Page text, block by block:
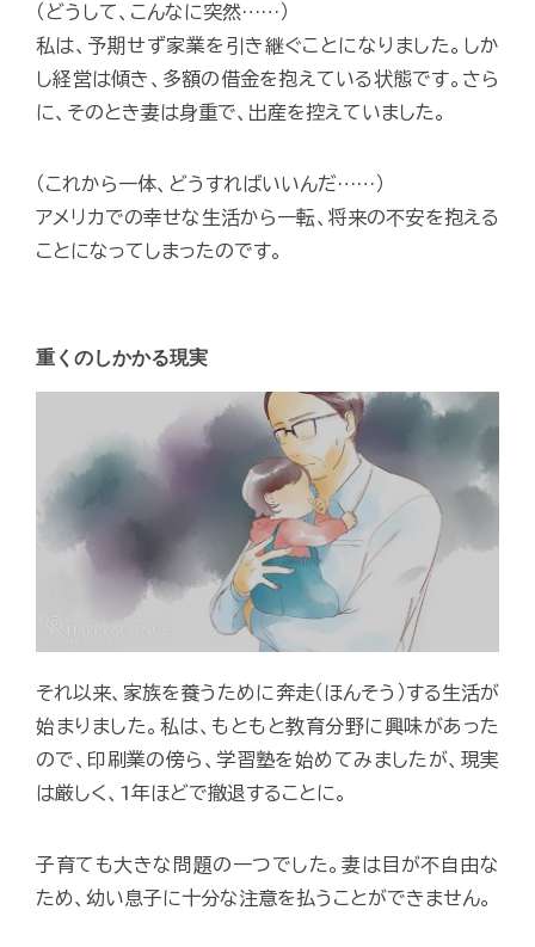
（どうして、こんなに突然……）
私は、予期せず家業を引き継ぐことになりました。しか
し経営は傾き、多額の借金を抱えている状態です。さら
に、そのとき妻は身重で、出産を控えていました。
（これから一体、どうすればいいんだ……）
アメリカでの幸せな生活から一転、将来の不安を抱える
ことになってしまったのです。
重くのしかかる現実
それ以来、家族を養うために奔走（ほんそう）する生活が
始まりました。私は、もともと教育分野に興味があった
ので、印刷業の傍ら、学習塾を始めてみましたが、現実
は厳しく、1年ほどで撤退することに。
子育ても大きな問題の一つでした。妻は目が不自由な
ため、幼い息子に十分な注意を払うことができません。